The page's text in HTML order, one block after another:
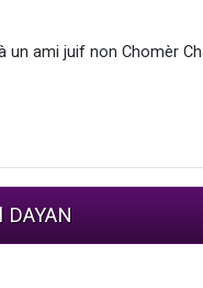
un ami juif non Chomèr